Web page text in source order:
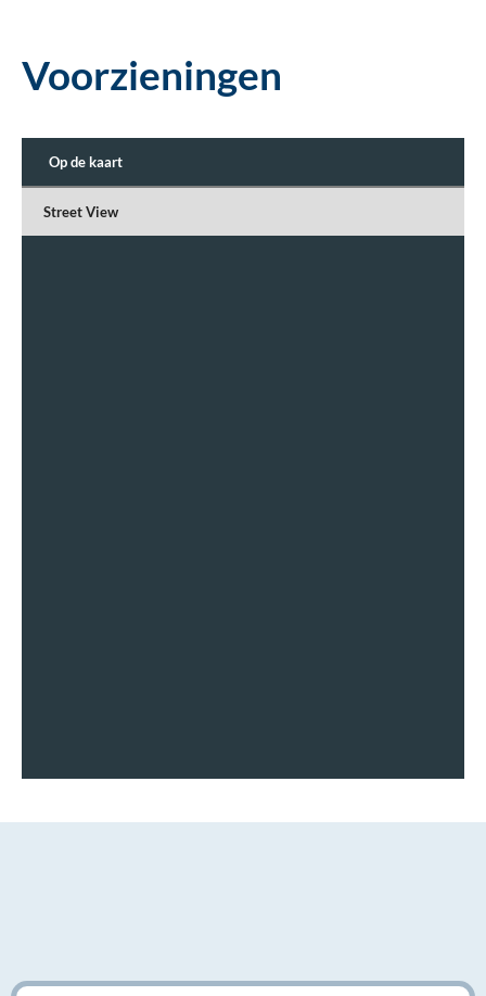
Voorzieningen
Op de kaart
Street View